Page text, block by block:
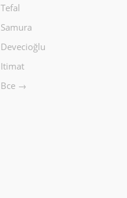
Tefal
Samura
Devecioğlu
Itimat
Все →